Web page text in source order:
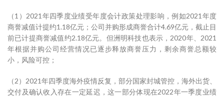
（1）2021年四季度业绩受年度会计政策处理影响，例如2021年度
商誉减值计提约1.18亿元；公司并购形成商誉合计4.69亿元，截止目
前已计提商誉减值约2.18亿元。但洲明科技也表示，2020年、2021
年根据并购公司经营情况已逐步释放商誉压力，剩余商誉总额较
小，风险可控；
（2）2021年四季度海外疫情反复，部分国家封城管控，海外出货、
交付及确认收入存在一定延迟，这一部分体现在2022年一季度业绩